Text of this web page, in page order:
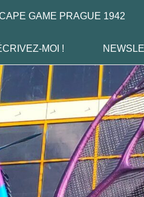
GAME PRAGUE 1942
MOI !